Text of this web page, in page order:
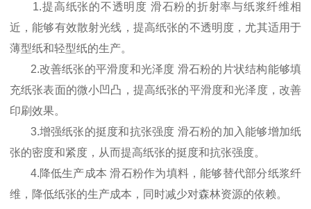
1.提高纸张的不透明度 滑石粉的折射率与纸浆纤维相
近，能够有效散射光线，提高纸张的不透明度，尤其适用于
薄型纸和轻型纸的生产。
2.改善纸张的平滑度和光泽度 滑石粉的片状结构能够填
充纸张表面的微小凹凸，提高纸张的平滑度和光泽度，改善
印刷效果。
3.增强纸张的挺度和抗张强度 滑石粉的加入能够增加纸
张的密度和紧度，从而提高纸张的挺度和抗张强度。
4.降低生产成本 滑石粉作为填料，能够替代部分纸浆纤
维，降低纸张的生产成本，同时减少对森林资源的依赖。